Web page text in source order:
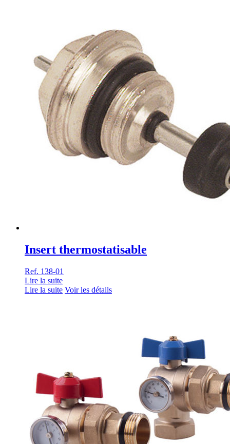
Insert thermostatisable
Ref. 138-01
Lire la suite
Lire la suite Voir les détails